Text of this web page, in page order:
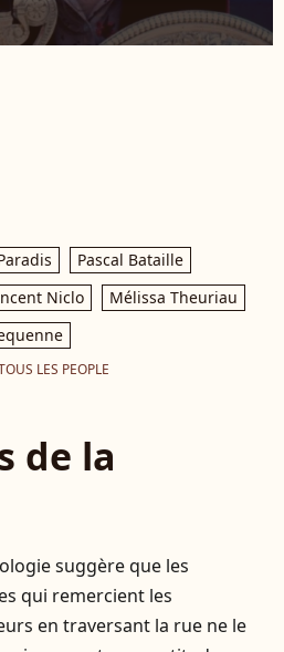
Pascal Bataille
Niclo
Mélissa Theuriau
LES PEOPLE
de la
suggère que les
qui remercient les
en traversant la rue ne le